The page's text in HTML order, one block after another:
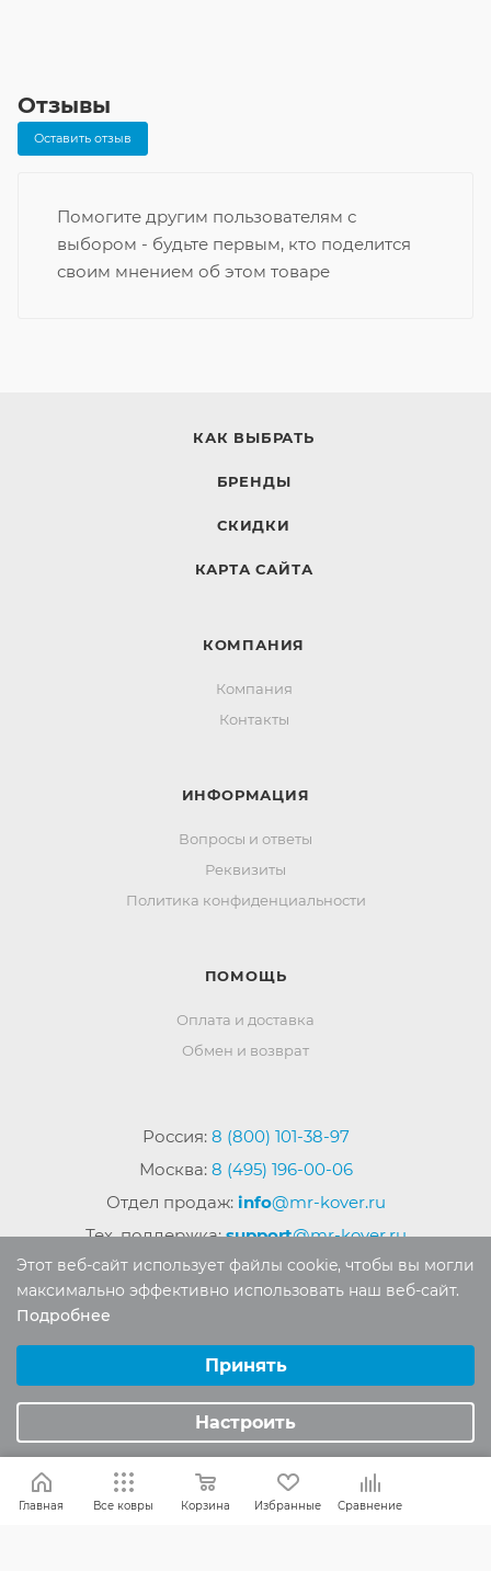
Отзывы
Оставить отзыв
Помогите другим пользователям с
выбором - будьте первым, кто поделится
своим мнением об этом товаре
КАК ВЫБРАТЬ
БРЕНДЫ
СКИДКИ
КАРТА САЙТА
КОМПАНИЯ
Компания
Контакты
ИНФОРМАЦИЯ
Вопросы и ответы
Реквизиты
Политика конфиденциальности
ПОМОЩЬ
Оплата и доставка
Обмен и возврат
Россия: 8 (800) 101-38-97
Москва: 8 (495) 196-00-06
Отдел продаж: info@mr-kover.ru
Тех. поддержка:support@mr-kover.ru
материалов сайта без письменного разрешения
запрещено.
Главная Все ковры Корзина Избранные Сравнение
Этот веб-сайт использует файлы cookie, чтобы вы могли
максимально эффективно использовать наш веб-сайт.
Подробнее
Аналитические/Функциональные
Принять
Настроить